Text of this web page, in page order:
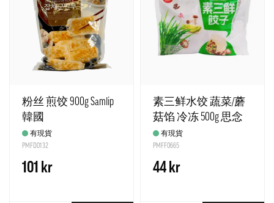
粉丝 煎饺 900g Samlip
韓國
有現貨
PMFD0132
101 kr
素三鲜水饺 蔬菜/蘑
菇馅 冷冻 500g 思念
中国有現貨
PMFF0665
44 kr